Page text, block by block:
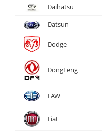
Daihatsu
Datsun
Dodge
DongFeng
FAW
Fiat